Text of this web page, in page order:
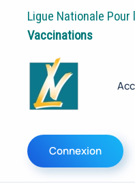
Ligue Nationale Pour
Vaccinations
Connexion